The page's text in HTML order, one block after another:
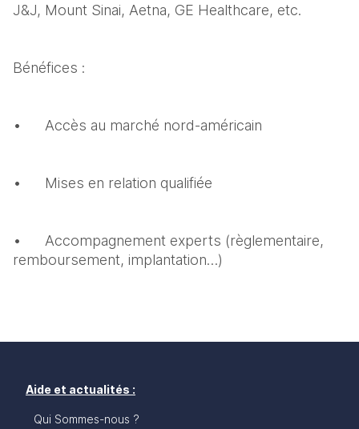
J&J, Mount Sinai, Aetna, GE Healthcare, etc.
Bénéfices :
•	Accès au marché nord-américain
•	Mises en relation qualifiée
•	Accompagnement experts (règlementaire,
remboursement, implantation…)
Aide et actualités :
Qui Sommes-nous ?